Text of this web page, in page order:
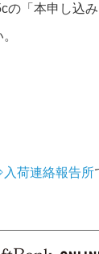
の「本申し込
荷連絡報告所